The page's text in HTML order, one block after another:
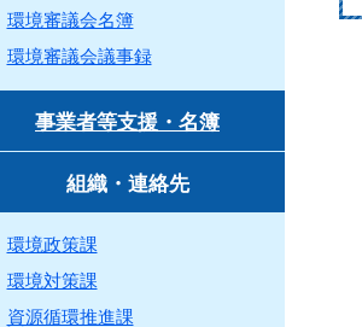
環境審議会名簿
環境審議会議事録
事業者等支援・名簿
組織・連絡先
環境政策課
環境対策課
資源循環推進課